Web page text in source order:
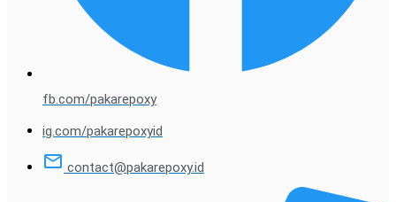
fb.com/pakarepoxy
ig.com/pakarepoxyid
contact@pakarepoxy.id